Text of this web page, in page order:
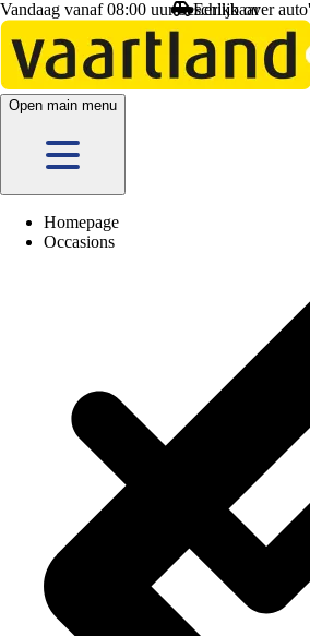
Eerlijkover auto's
Vandaag vanaf 08:00 uur beschikbaar
Open main menu
Homepage
Occasions